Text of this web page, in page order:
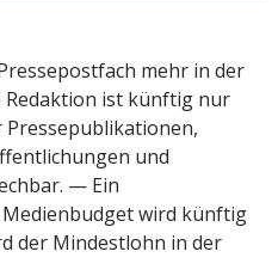
mehr in der
ist künftig nur
und
— Ein
wird künftig
der Mindestlohn in der